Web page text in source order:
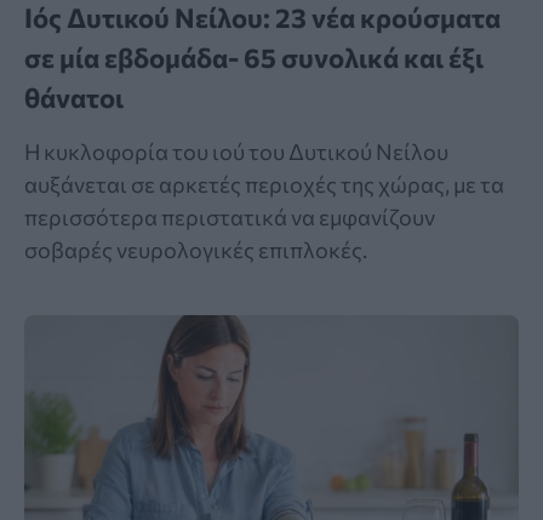
Ιός Δυτικού Νείλου: 23 νέα κρούσματα
σε μία εβδομάδα- 65 συνολικά και έξι
θάνατοι
Η κυκλοφορία του ιού του Δυτικού Νείλου
αυξάνεται σε αρκετές περιοχές της χώρας, με τα
περισσότερα περιστατικά να εμφανίζουν
σοβαρές νευρολογικές επιπλοκές.